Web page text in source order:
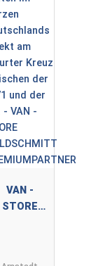
VAN -
STORE